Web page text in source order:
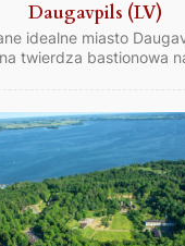
Daugavpils (LV)
idealne miasto
twierdza bastionowa